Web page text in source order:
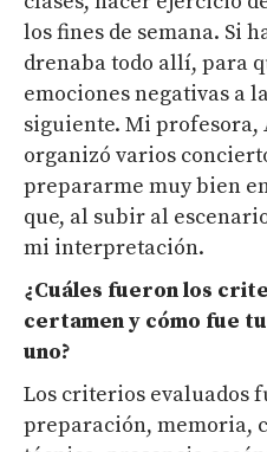
los fines de semana. Si
drenaba todo allí, para
emociones negativas a
siguiente. Mi profesora,
organizó varios
prepararme muy bien
que, al subir al
mi interpretación.
¿Cuáles fueron los
certamen y cómo fue
uno?
Los criterios evaluados
preparación, memoria,